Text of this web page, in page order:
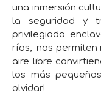
una inmersión
la seguridad y
privilegiado
ríos, nos permiten
aire libre
los más
olvidar!